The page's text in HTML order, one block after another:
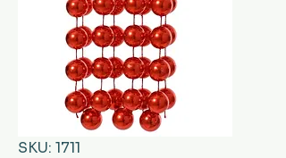
SKU: 1711